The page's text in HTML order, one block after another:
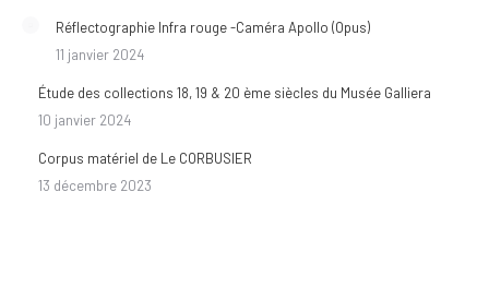
Réflectographie Infra rouge -Caméra Apollo (Opus)
11 janvier 2024
Étude des collections 18, 19 & 20 ème siècles du Musée Galliera
10 janvier 2024
Corpus matériel de Le CORBUSIER
13 décembre 2023